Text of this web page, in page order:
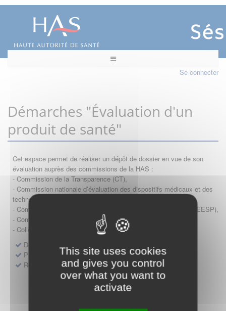
This site uses cookies
and gives you control
over what you want to
activate
Se connecter
Démarches "Évaluation d'un
produit de santé"
Cet espace permet de réaliser un dépôt de dossier en vue de son
évaluation auprès des commissions de la HAS :
- Commission de la Transparence (CT),
- Commission nationale d’évaluation des dispositifs médicaux et des
technologies de santé (CNEDiMTS),
- Commission d'évaluation économique et de santé publique (CEESP),
- Commission technique des vaccinations (CTV)
- Collège HAS (Forfait innovation : DM, DM-DIV, actes)
Dépôt d'un dossier pour un produit de santé
Protocoles d'études post-inscription
Rencontres précoces